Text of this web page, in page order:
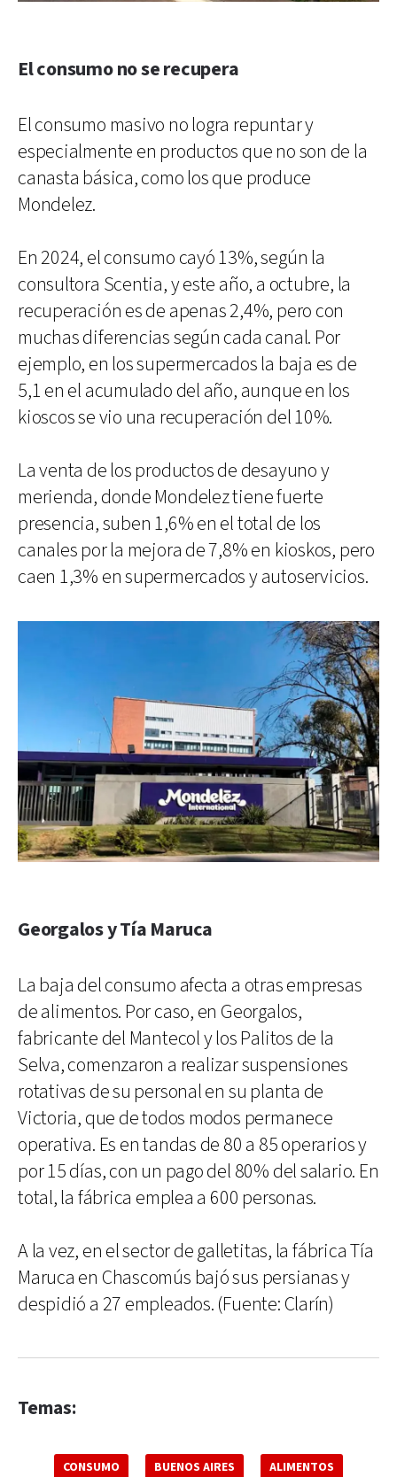
El consumo no se recupera
El consumo masivo no logra repuntar y
especialmente en productos que no son de la
canasta básica, como los que produce
Mondelez.
En 2024, el consumo cayó 13%, según la
consultora Scentia, y este año, a octubre, la
recuperación es de apenas 2,4%, pero con
muchas diferencias según cada canal. Por
ejemplo, en los supermercados la baja es de
5,1 en el acumulado del año, aunque en los
kioscos se vio una recuperación del 10%.
La venta de los productos de desayuno y
merienda, donde Mondelez tiene fuerte
presencia, suben 1,6% en el total de los
canales por la mejora de 7,8% en kioskos, pero
caen 1,3% en supermercados y autoservicios.
Georgalos y Tía Maruca
La baja del consumo afecta a otras empresas
de alimentos. Por caso, en Georgalos,
fabricante del Mantecol y los Palitos de la
Selva, comenzaron a realizar suspensiones
rotativas de su personal en su planta de
Victoria, que de todos modos permanece
operativa. Es en tandas de 80 a 85 operarios y
por 15 días, con un pago del 80% del salario. En
total, la fábrica emplea a 600 personas.
A la vez, en el sector de galletitas, la fábrica Tía
Maruca en Chascomús bajó sus persianas y
despidió a 27 empleados. (Fuente: Clarín)
Temas:
CONSUMO BUENOS AIRES ALIMENTOS